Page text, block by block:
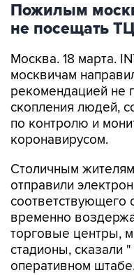
Пожилым
не посещать
Москва. 18 марта.
москвичам
рекомендацией не
скопления людей,
по контролю и
коронавирусом.
Столичным
отправили
соответствующего
временно
торговые центры,
стадионы, сказали
оперативном